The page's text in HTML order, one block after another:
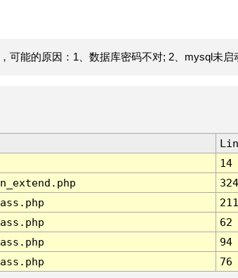
可能的原因：1、数据库密码不对; 2、mysql未启
14
324
211
62
94
76